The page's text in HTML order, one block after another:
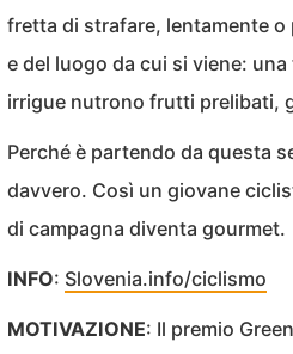
fretta di strafare, lentamente
e del luogo da cui si viene:
irrigue nutrono frutti prelibati,
Perché è partendo da questa
davvero. Così un giovane
di campagna diventa gourmet.
INFO: Slovenia.info/ciclismo
MOTIVAZIONE: Il premio